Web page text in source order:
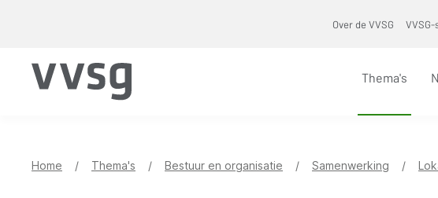
Over de VVSG
Thema's
Home / Thema's / Bestuur en organisatie / Samenwerking /